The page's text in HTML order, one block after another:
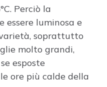
Perciò la
essere luminosa e
soprattutto
molto grandi,
esposte
ore più calde della